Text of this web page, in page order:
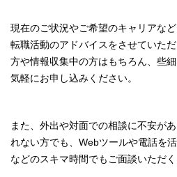
現在のご状況やご希望のキャリアな
転職活動のアドバイスをさせていた
方や情報収集中の方はもちろん、些
気軽にお申し込みください。
また、外出や対面での相談に不安が
れない方でも、Webツールや電話を
などのスキマ時間でもご面談いただく